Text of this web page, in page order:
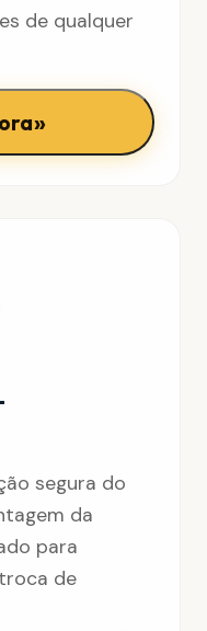
de qualquer
»
segura do
da
para
de